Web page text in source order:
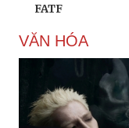
FATF
VĂN HÓA